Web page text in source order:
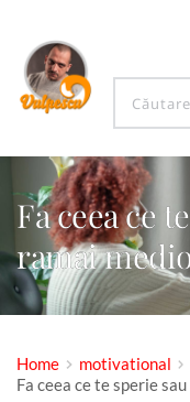
Fa ceea ce
ramai
Home
motivational
Fa ceea ce te sperie